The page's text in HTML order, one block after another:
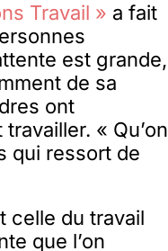
Travail » a fait
est grande,
de sa
ont
« Qu’on
qui ressort de
celle du travail
que l’on